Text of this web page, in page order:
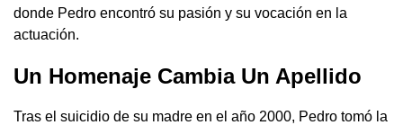
donde Pedro encontró su pasión y su vocación en la
actuación.
Un Homenaje Cambia Un Apellido
Tras el suicidio de su madre en el año 2000, Pedro tomó la